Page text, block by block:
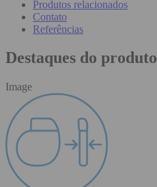
Produtos relacionados
Contato
Referências
Destaques do produto
Image